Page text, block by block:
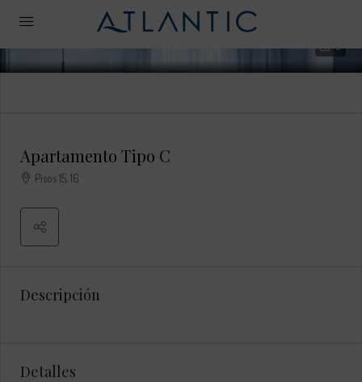
0
Apartamento Tipo C
Pisos 15, 16
Descripción
Detalles